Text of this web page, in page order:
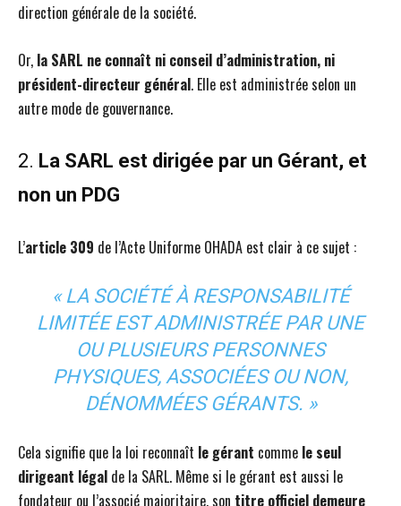
direction générale de la société.
Or, la SARL ne connaît ni conseil d’administration, ni
président-directeur général. Elle est administrée selon un
autre mode de gouvernance.
2. La SARL est dirigée par un Gérant, et
non un PDG
L’article 309 de l’Acte Uniforme OHADA est clair à ce sujet :
« LA SOCIÉTÉ À RESPONSABILITÉ
LIMITÉE EST ADMINISTRÉE PAR UNE
OU PLUSIEURS PERSONNES
PHYSIQUES, ASSOCIÉES OU NON,
DÉNOMMÉES GÉRANTS. »
Cela signifie que la loi reconnaît le gérant comme le seul
dirigeant légal de la SARL. Même si le gérant est aussi le
fondateur ou l’associé majoritaire, son titre officiel demeure